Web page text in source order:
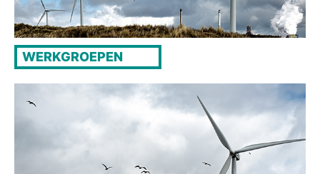
WERKGROEPEN